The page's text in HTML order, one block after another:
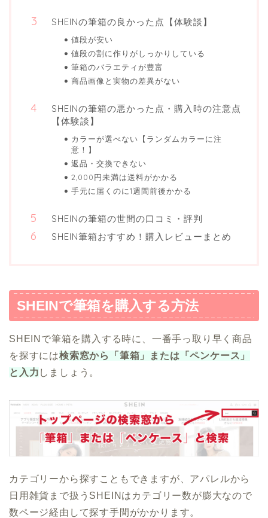
SHEINの筆箱の良かった点【体験談】
値段が安い
値段の割に作りがしっかりしている
筆箱のバラエティが豊富
商品画像と実物の差異がない
SHEINの筆箱の悪かった点・購入時の注意点
【体験談】
カラーが選べない【ランダムカラーに注
意！】
返品・交換できない
2,000円未満は送料がかかる
手元に届くのに1週間前後かかる
SHEINの筆箱の世間の口コミ・評判
SHEIN筆箱おすすめ！購入レビューまとめ
SHEINで筆箱を購入する方法
SHEINで筆箱を購入する時に、一番手っ取り早く商品
を探すには検索窓から「筆箱」または「ペンケース」
と入力 しましょう。
カテゴリーから探すこともできますが、アパレルから
日用雑貨まで扱うSHEINはカテゴリー数が膨大なので
数ページ経由して探す手間がかかります。